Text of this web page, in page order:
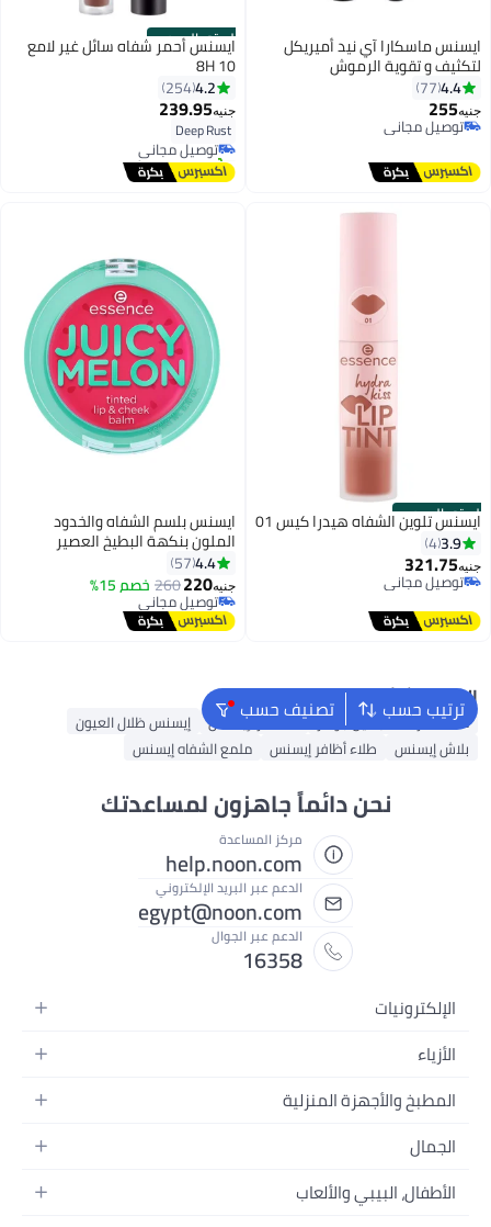
ايسنس ماسكارا آي نيد أميريكل
لتكثيف و تقوية الرموش
4.4
77
جنيه255
توصيل مجاني
توصيل مجاني
الستور الرسمي
ايسنس أحمر شفاه سائل غير لامع
8H 10
4.2
254
جنيه239.95
Deep Rust
توصيل مجاني
تم بيع +30 مؤخرًا
توصيل مجاني
الستور الرسمي
ايسنس تلوين الشفاه هيدرا كيس 01
3.9
4
جنيه321.75
توصيل مجاني
توصيل مجاني
ايسنس بلسم الشفاه والخدود
الملون بنكهة البطيخ العصير
4.4
57
جنيه220
260 خصم 15%
توصيل مجاني
توصيل مجاني
ترتيب حسب تصنيف حسب البحث الشائع
مستحضرات التجميل جوهر ماسكارا إيسنس
إيسنس ظلال العيون
بلاش إيسنس
طلاء أظافر إيسنس ملمع الشفاه إيسنس
نحن دائماً جاهزون لمساعدتك
مركز المساعدة
help.noon.com
الدعم عبر البريد الإلكتروني
egypt@noon.com
الدعم عبر الجوال
16358
الإلكترونيات
الهواتف المتحركة
أجهزة الكمبيوتر المحمولة
الأجهزة المنزلية
التلفزيونات
الأزياء
أزياء نسائية
أزياء البنات
أزياء الأولاد
المطبخ والأجهزة المنزلية
المطبخ وأدوات الطعام
مستلزمات الحمام
الجمال
العطور النسائية
الأطفال، البيبي والألعاب